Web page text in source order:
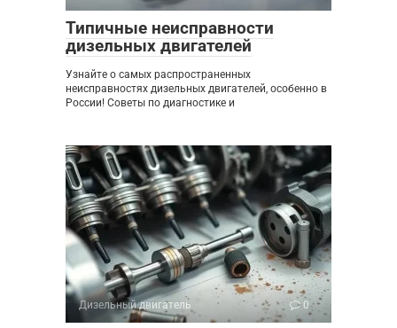
Типичные неисправности
дизельных двигателей
Узнайте о самых распространенных
неисправностях дизельных двигателей, особенно в
России! Советы по диагностике и
Дизельный двигатель 0